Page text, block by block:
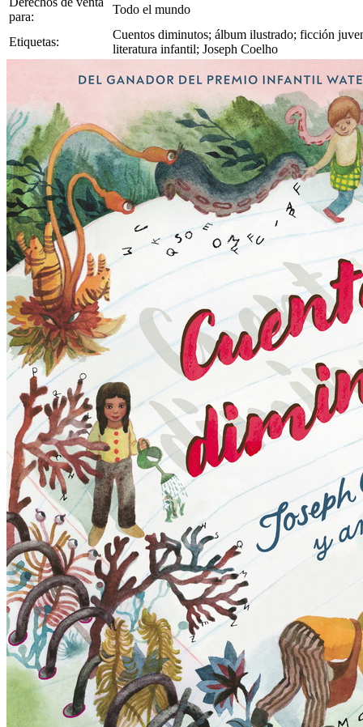
para:
Todo el mundo
Etiquetas:
Cuentos diminutos; álbum ilustrado; ficción
literatura infantil; Joseph Coelho